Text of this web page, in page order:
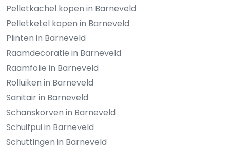
Pelletkachel kopen in Barneveld
Pelletketel kopen in Barneveld
Plinten in Barneveld
Raamdecoratie in Barneveld
Raamfolie in Barneveld
Rolluiken in Barneveld
Sanitair in Barneveld
Schanskorven in Barneveld
Schuifpui in Barneveld
Schuttingen in Barneveld